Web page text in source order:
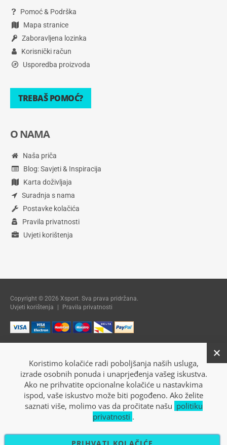
Pomoć & Podrška
Mapa stranice
Zaboravljena lozinka
Korisnički račun
Usporedba proizvoda
TREBAŠ POMOĆ?
O NAMA
Naša priča
Blog: Savjeti & Inspiracija
Karta doživljaja
Suradnja s nama
Postavke kolačića
Pravila privatnosti
Uvjeti korištenja
Copyright © 2026 Xsport. Sva prava pridržana.
Uvjeti korištenja
| Pravila privatnosti
Koristimo kolačiće radi poboljšanja naših usluga,
izrade osobnih ponuda i unaprjeđenja vašeg iskustva.
Ako ne prihvatite opcionalne kolačiće u nastavkima
ispod, vaše iskustvo može biti pogođeno. Ako želite
saznati više, molimo vas da pročitate našu politiku
privatnosti .